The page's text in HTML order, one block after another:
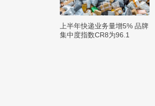
上半年快递业务量增5% 品牌
集中度指数CR8为96.1